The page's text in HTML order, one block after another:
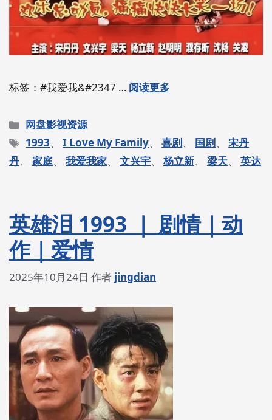
标签：#我爱我&#2347 … 阅读更多
分
类
网盘影视资源
标
签
1993、I Love My Family、喜剧、 国剧、宋丹
丹、 家庭、 我爱我家、 文兴宇、 杨立新、 梁天、 英达
英雄泪 1993 ｜ 剧情｜动
作｜爱情
2025年10月24日 作者 jingdian